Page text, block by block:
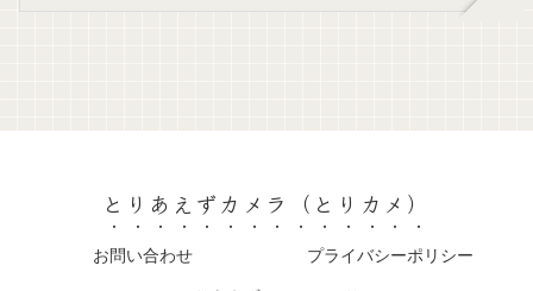
とりあえずカメラ（とりカメ）
お問い合わせ プライバシーポリシー